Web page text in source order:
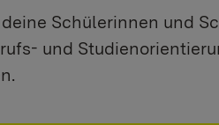
Schülerinnen und
und